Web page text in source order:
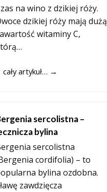
na wino z dzikiej róży.
dzikiej róży mają dużą
witaminy C,
cały artykuł… →
sercolistna –
bylina
sercolistna
cordifolia) – to
bylina ozdobna.
zawdzięcza